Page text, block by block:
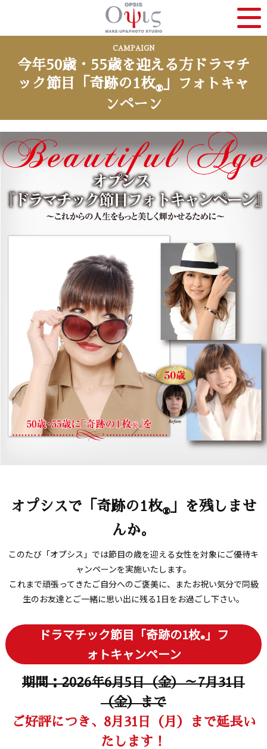
CAMPAIGN
今年50歳・55歳を迎える方ドラマチ
ック節目「奇跡の1枚®
」フォトキャ
ンペーン
オプシスで「奇跡の1枚®
」を残しませ
んか。
このたび「オプシス」では節目の歳を迎える女性を対象にご優待キ
ャンペーンを実施いたします。
これまで頑張ってきたご自分へのご褒美に、 またお祝い気分で同級
生のお友達とご一緒に思い出に残る1日をお過ごし下さい。
ドラマチック節目「奇跡の1枚®」フ
ォトキャンペーン
期間：2026年6月5日（金）～7月31日
（金）まで
ご好評につき、8月31日（月）まで延長い
たします！